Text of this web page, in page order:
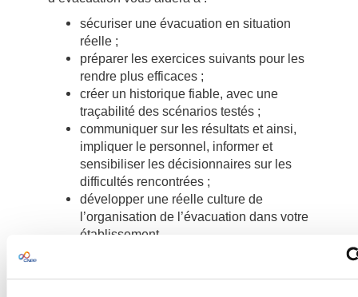
sécuriser une évacuation en situation
réelle ;
préparer les exercices suivants pour les
rendre plus efficaces ;
créer un historique fiable, avec une
traçabilité des scénarios testés ;
communiquer sur les résultats et ainsi,
impliquer le personnel, informer et
sensibiliser les décisionnaires sur les
difficultés rencontrées ;
développer une réelle culture de
l’organisation de l’évacuation dans votre
établissement.
autocopiants, destinés aux deux signataires :